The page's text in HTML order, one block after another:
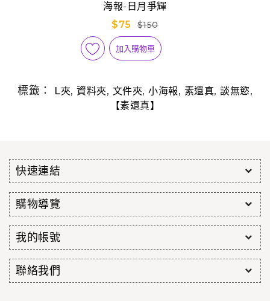
海報-日月爭輝
$75
$150
加入購物車
標籤： L夾, 資料夾, 文件夾, 小海報, 素還真, 談無慾,
【素還真】
快速連結
購物導覽
我的帳號
聯絡我們